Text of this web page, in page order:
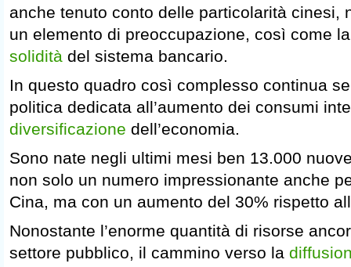
anche tenuto conto delle particolarità cinesi,
un elemento di preoccupazione, così come
solidità del sistema bancario.
In questo quadro così complesso continua
politica dedicata all’aumento dei consumi
diversificazione dell’economia.
Sono nate negli ultimi mesi ben 13.000
non solo un numero impressionante anche
Cina, ma con un aumento del 30% rispetto
Nonostante l’enorme quantità di risorse
settore pubblico, il cammino verso la